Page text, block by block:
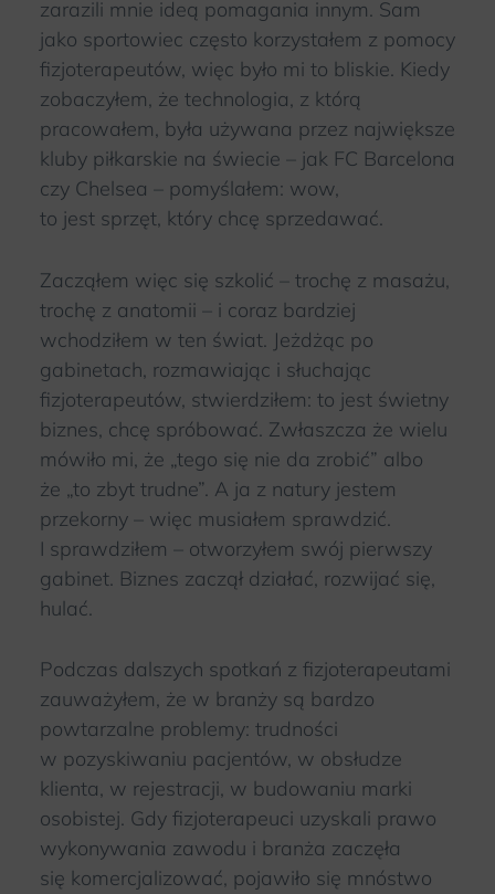
zarazili mnie ideą pomagania innym. Sam
jako sportowiec często korzystałem z pomocy
fizjoterapeutów, więc było mi to bliskie. Kiedy
zobaczyłem, że technologia, z którą
pracowałem, była używana przez największe
kluby piłkarskie na świecie – jak FC Barcelona
czy Chelsea – pomyślałem: wow,
to jest sprzęt, który chcę sprzedawać.
Zacząłem więc się szkolić – trochę z masażu,
trochę z anatomii – i coraz bardziej
wchodziłem w ten świat. Jeżdżąc po
gabinetach, rozmawiając i słuchając
fizjoterapeutów, stwierdziłem: to jest świetny
biznes, chcę spróbować. Zwłaszcza że wielu
mówiło mi, że „tego się nie da zrobić” albo
że „to zbyt trudne”. A ja z natury jestem
przekorny – więc musiałem sprawdzić.
I sprawdziłem – otworzyłem swój pierwszy
gabinet. Biznes zaczął działać, rozwijać się,
hulać.
Podczas dalszych spotkań z fizjoterapeutami
zauważyłem, że w branży są bardzo
powtarzalne problemy: trudności
w pozyskiwaniu pacjentów, w obsłudze
klienta, w rejestracji, w budowaniu marki
osobistej. Gdy fizjoterapeuci uzyskali prawo
wykonywania zawodu i branża zaczęła
się komercjalizować, pojawiło się mnóstwo